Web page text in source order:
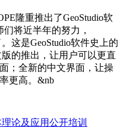
隆重推出了GeoStudio软
将近半年的努力，
这是GeoStudio软件史上的
版的推出，让用户可以更直
；全新的中文界面，让操
更高。&nb